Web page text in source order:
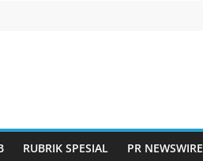
RUBRIK SPESIAL PR NEWSWIRE